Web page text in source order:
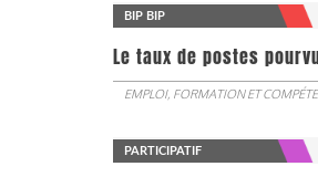
BIP BIP
Le taux de postes
EMPLOI, FORMATION ET
PARTICIPATIF